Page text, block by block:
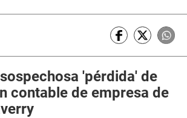
'pérdida' de
contable de empresa de